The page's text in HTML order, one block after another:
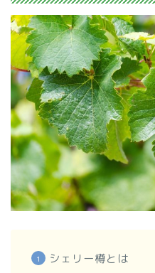
シェリー樽とは